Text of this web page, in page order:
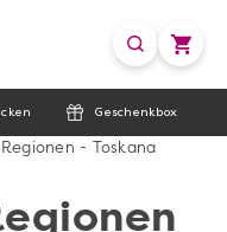
Geschenkbox
- Toskana